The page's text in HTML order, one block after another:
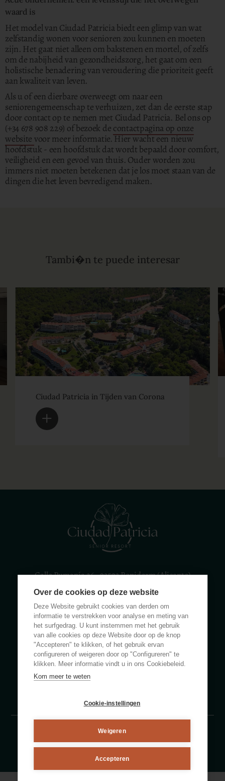
waard is
Het model van Ciudad Patricia biedt een glimp van wat
zelfstandig wonen voor senioren zou kunnen en moeten
zijn. Het gaat niet alleen om bakstenen en mortel, of zelfs
om de nabijheid van gezondheidszorg, het gaat om een
holistische benadering van veroudering die prioriteit geeft
aan kwaliteit van leven.
Als u of een dierbare overweegt om naar een
seniorengemeenschap te verhuizen, zet dan de eerste stap
door contact op te nemen met Ciudad Patricia. Bel ons op
(+34 678 908 229) of bezoek de contactpagina op onze
website voor meer informatie. Hier wacht een nieuw
hoofdstuk - een hoofdstuk dat wordt bepaald door comfort,
veiligheid en een gevoel van thuis. Ouder worden zou
immers niet moeten betekenen dat je los moet staan van de
dingen die het leven bevredigend maken.
Tambi�n te puede interesar
Ciudad Patricia in Tijden van Corona
Calle Rumanía 26 · 03503 Benidorm (Alicante)
(+34) 965 855 100
apartamentos@ciudadpatricia.com
OVER ONS
Privacybeleid
By eMascaró
Over de cookies op deze website
Deze Website gebruikt cookies van derden om
informatie te verstrekken voor analyse en meting van
het surfgedrag. U kunt instemmen met het gebruik
van alle cookies op deze Website door op de knop
"Accepteren" te klikken, of het gebruik ervan
configureren of weigeren door op "Configureren" te
klikken. Meer informatie vindt u in ons Cookiebeleid.
Kom meer te weten
Cookie-instellingen
Weigeren
Accepteren